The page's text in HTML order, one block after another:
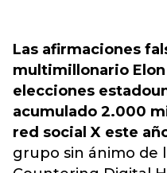
Las afirmaciones
multimillonario
elecciones
acumulado 2.000
red social X este
grupo sin ánimo de